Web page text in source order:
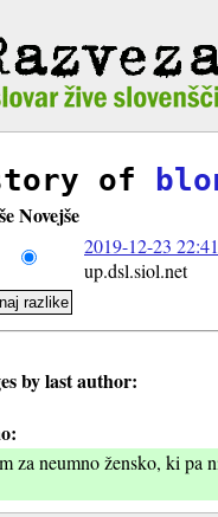
of
Novejše
2019-12-23
up.dsl.siol.net
by last author:
za neumno žensko, ki pa